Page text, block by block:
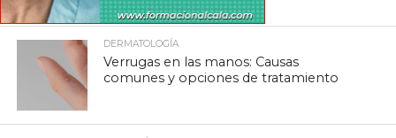
DERMATOLOGÍA
Verrugas en las manos: Causas
comunes y opciones de tratamiento